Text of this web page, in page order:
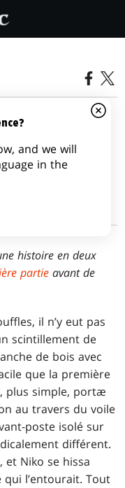
histoire en deux
partie avant de
il n’y eut pas
scintillement de
de bois avec
que la première
plus simple, portæ
au travers du voile
poste isolé sur
différent.
et Niko se hissa
l’entourait. Tout
and we will
in the